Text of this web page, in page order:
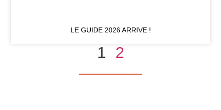
LE GUIDE 2026 ARRIVE !
1 2